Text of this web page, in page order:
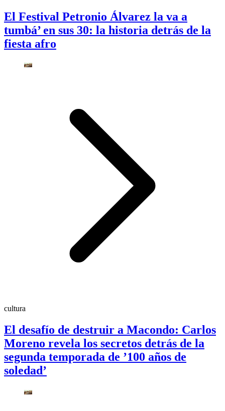
El Festival Petronio Álvarez la va a
tumbá’ en sus 30: la historia detrás de la
fiesta afro
cultura
El desafío de destruir a Macondo: Carlos
Moreno revela los secretos detrás de la
segunda temporada de ’100 años de
soledad’